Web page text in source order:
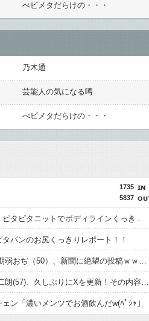
べビメタだらけの・・・
乃木通
芸能人の気になる噂
べビメタだらけの・・・
1735
5837
浦野芽良アナ ピタピタニットでボディラインくっきり！！
パンのお尻くっきりレポート！！
【悲報】 氷河期弱おぢ（50）、新聞に絶望の投稿ｗｗｗｗｗｗｗｗｗｗｗ
【衝撃】 佐藤二朗(57)、久しぶりにXを更新！その内容がガチでヤバすぎる…
ン「濃いメンツでお酒飲んだw(ﾊﾟｼｬ」